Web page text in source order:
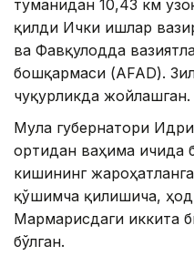
туманидан 10,43 км
қилди Ички ишлар
ва Фавқулодда
бошқармаси (AFAD).
чуқурликда жойлашган.
Муғла губернатори
ортидан ваҳима ичида
кишининг
қўшимча қилишича,
Мармарисдаги иккита
бўлган.